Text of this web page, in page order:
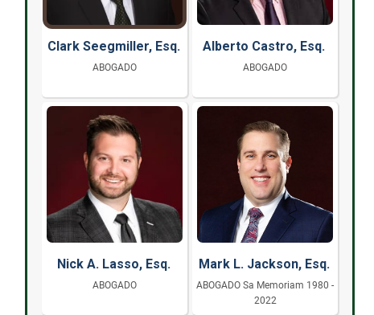
Clark Seegmiller, Esq.
ABOGADO
Alberto Castro, Esq.
ABOGADO
Nick A. Lasso, Esq.
ABOGADO
Mark L. Jackson, Esq.
ABOGADO Sa Memoriam 1980 -
2022